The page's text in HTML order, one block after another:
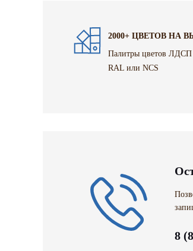
2000+ ЦВЕТОВ НА
Палитры цветов ЛДСП
RAL или NCS
8